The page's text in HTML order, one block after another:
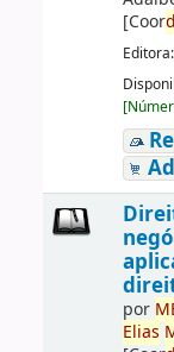
[Coor
Editora:
[
por
Elias